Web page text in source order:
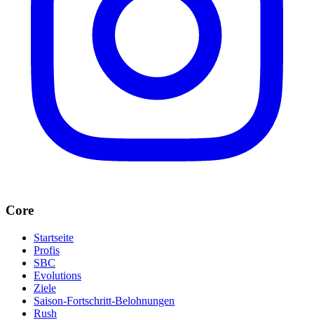
Core
Startseite
Profis
SBC
Evolutions
Ziele
Saison-Fortschritt-Belohnungen
Rush